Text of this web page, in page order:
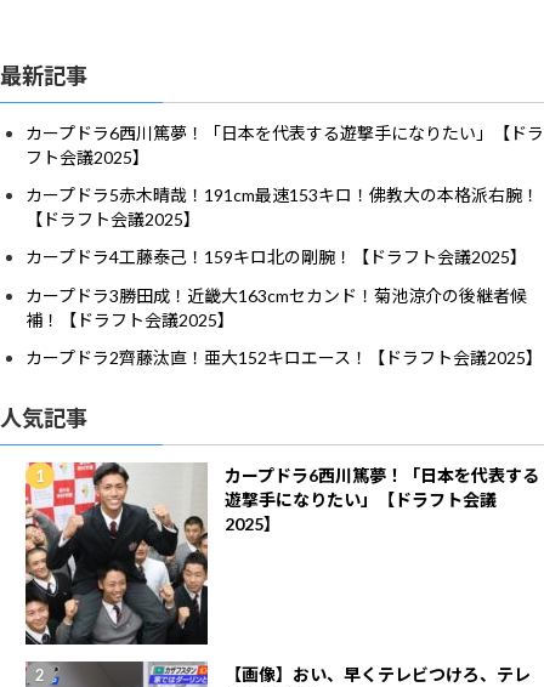
最新記事
カープドラ6西川篤夢！「日本を代表する遊撃手になりたい」【ドラ
フト会議2025】
カープドラ5赤木晴哉！191cm最速153キロ！佛教大の本格派右腕！
【ドラフト会議2025】
カープドラ4工藤泰己！159キロ北の剛腕！【ドラフト会議2025】
カープドラ3勝田成！近畿大163cmセカンド！菊池涼介の後継者候
補！【ドラフト会議2025】
カープドラ2齊藤汰直！亜大152キロエース！【ドラフト会議2025】
人気記事
カープドラ6西川篤夢！「日本を代表する
遊撃手になりたい」【ドラフト会議
2025】
【画像】おい、早くテレビつけろ、テレ